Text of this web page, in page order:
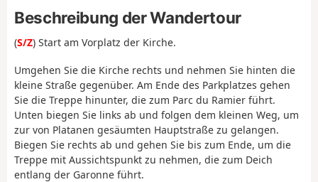
Beschreibung der Wandertour
(S/Z) Start am Vorplatz der Kirche.
Umgehen Sie die Kirche rechts und nehmen Sie hinten die
kleine Straße gegenüber. Am Ende des Parkplatzes gehen
Sie die Treppe hinunter, die zum Parc du Ramier führt.
Unten biegen Sie links ab und folgen dem kleinen Weg, um
zur von Platanen gesäumten Hauptstraße zu gelangen.
Biegen Sie rechts ab und gehen Sie bis zum Ende, um die
Treppe mit Aussichtspunkt zu nehmen, die zum Deich
entlang der Garonne führt.